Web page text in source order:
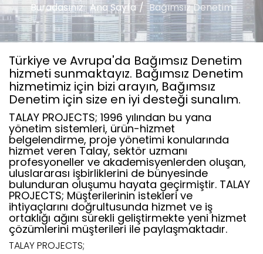
Buradasınız:Ana Sayfa Bağımsız Denetim
Türkiye ve Avrupa'da Bağımsız Denetim
hizmeti sunmaktayız. Bağımsız Denetim
hizmetimiz için bizi arayın, Bağımsız
Denetim için size en iyi desteği sunalım.
TALAY PROJECTS; 1996 yılından bu yana
yönetim sistemleri, ürün-hizmet
belgelendirme, proje yönetimi konularında
hizmet veren Talay, sektör uzmanı
profesyoneller ve akademisyenlerden oluşan,
uluslararası işbirliklerini de bünyesinde
bulunduran oluşumu hayata geçirmiştir. TALAY
PROJECTS; Müşterilerinin istekleri ve
ihtiyaçlarını doğrultusunda hizmet ve iş
ortaklığı ağını sürekli geliştirmekte yeni hizmet
çözümlerini müşterileri ile paylaşmaktadır.
TALAY PROJECTS;